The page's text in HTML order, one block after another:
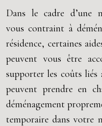
Dans le cadre d’une
vous contraint à
résidence, certaines
peuvent vous être
supporter les coûts liés
peuvent prendre en
déménagement
temporaire dans votre